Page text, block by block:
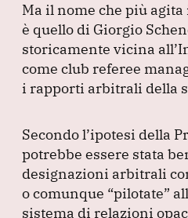
Ma il nome che più
è quello di Giorgio
storicamente vicina
come club referee
i rapporti arbitrali della
Secondo l’ipotesi della
potrebbe essere stata
designazioni arbitrali
o comunque “pilotate”
sistema di relazioni